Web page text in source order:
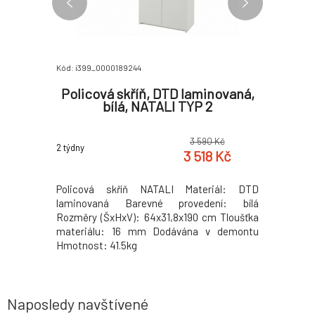
Kód: i399_0000189244
Policová skříň, DTD laminovaná,
bílá, NATALI TYP 2
2 týdny
3 590 Kč
3 518 Kč
Policová skříň NATALI Materiál: DTD
laminovaná Barevné provedení: bílá
Rozměry (ŠxHxV): 64x31,8x190 cm Tloušťka
materiálu: 16 mm Dodávána v demontu
Hmotnost: 41.5kg
Naposledy navštívené